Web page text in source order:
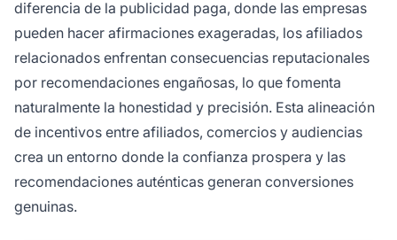
diferencia de la publicidad paga, donde las empresas
pueden hacer afirmaciones exageradas, los afiliados
relacionados enfrentan consecuencias reputacionales
por recomendaciones engañosas, lo que fomenta
naturalmente la honestidad y precisión. Esta alineación
de incentivos entre afiliados, comercios y audiencias
crea un entorno donde la confianza prospera y las
recomendaciones auténticas generan conversiones
genuinas.